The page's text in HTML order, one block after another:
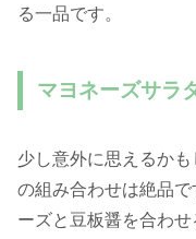
る一品です。
マヨネーズサラ
少し意外に思えるか
の組み合わせは絶品
ーズと豆板醤を合わ